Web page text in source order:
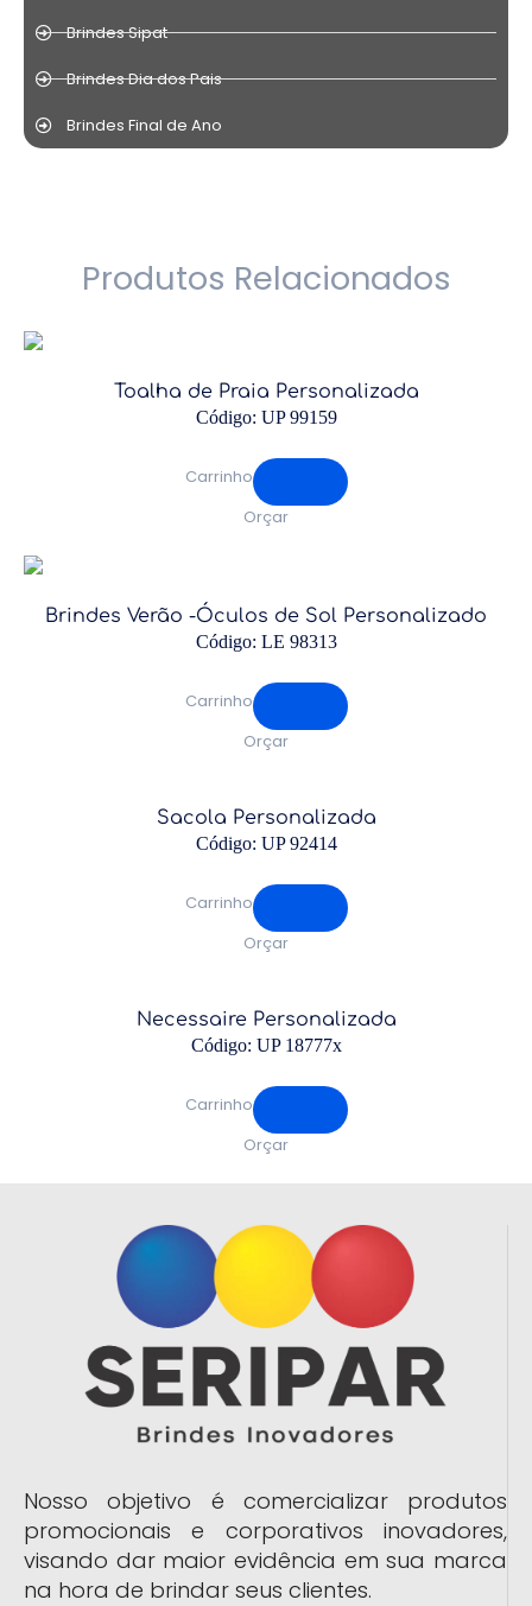
Brindes Sipat
Brindes Dia dos Pais
Brindes Final de Ano
Produtos Relacionados
Toalha de Praia Personalizada
Código: UP 99159
Carrinho
Orçar
Brindes Verão -Óculos de Sol Personalizado
Código: LE 98313
Carrinho
Orçar
Sacola Personalizada
Código: UP 92414
Carrinho
Orçar
Necessaire Personalizada
Código: UP 18777x
Carrinho
Orçar
Nosso objetivo é comercializar produtos
promocionais e corporativos inovadores,
visando dar maior evidência em sua marca
na hora de brindar seus clientes.